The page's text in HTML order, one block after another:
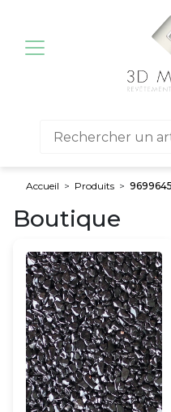
Accueil > Produits > 9699645
Boutique